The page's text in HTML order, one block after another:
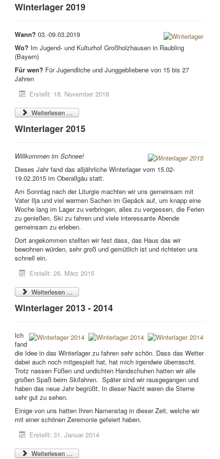
Winterlager 2019
Wann? 03.-09.03.2019
Wo? Im Jugend- und Kulturhof Großholzhausen in Raubling
(Bayern)
Für wen? Für Jugendliche und Junggebliebene von 15 bis 27
Jahren
Erstellt: 18. November 2018
Weiterlesen ...
Winterlager 2015
Willkommen im Schnee!
Dieses Jahr fand das alljährliche Winterlager vom 15.02-
19.02.2015 im Oberallgäu statt.
Am Sonntag nach der Liturgie machten wir uns gemeinsam mit
Vater Ilja und viel warmen Sachen im Gepäck auf, um knapp eine
Woche lang im Lager zu verbringen, alles zu vergessen, die Ferien
zu genießen, Ski zu fahren und viele interessante Abende
gemeinsam zu erleben.
Dort angekommen stellten wir fest dass, das Haus das wir
bewohnen würden, sehr groß und gemütlich ist und richteten uns
schnell ein.
Erstellt: 26. März 2015
Weiterlesen ...
Winterlager 2013 - 2014
Ich
fand
die Idee in das Winterlager zu fahren sehr schön. Dass das Wetter
dabei auch noch mitgespielt hat, hat mich irgendwie überrascht.
Trotz nassen Füßen und undichten Handschuhen hatten wir alle
großen Spaß beim Skifahren. Später sind wir rausgegangen und
haben das neue Jahr begrüßt. In dieser Nacht waren die Sterne
sehr gut zu sehen.
Einige von uns hatten Ihren Namenstag in dieser Zeit, welche wir
mit einer schönen Zeremonie gefeiert haben.
Erstellt: 31. Januar 2014
Weiterlesen ...